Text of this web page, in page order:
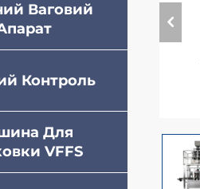
Ваговий
Контроль
Для
VFFS